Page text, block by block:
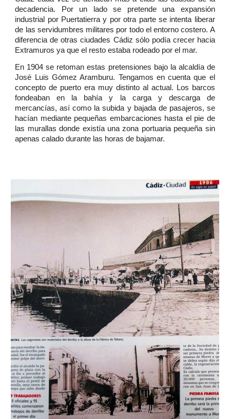
decadencia. Por un lado se pretende una expansión
industrial por Puertatierra y por otra parte se intenta liberar
de las servidumbres militares por todo el entorno costero. A
diferencia de otras ciudades Cádiz sólo podía crecer hacia
Extramuros ya que el resto estaba rodeado por el mar.
En 1904 se retoman estas pretensiones bajo la alcaldía de
José Luis Gómez Aramburu. Tengamos en cuenta que el
concepto de puerto era muy distinto al actual. Los barcos
fondeaban en la bahía y la carga y descarga de
mercancías, así como la subida y bajada de pasajeros, se
hacían mediante pequeñas embarcaciones hasta el pie de
las murallas donde existía una zona portuaria pequeña sin
apenas calado durante las horas de bajamar.